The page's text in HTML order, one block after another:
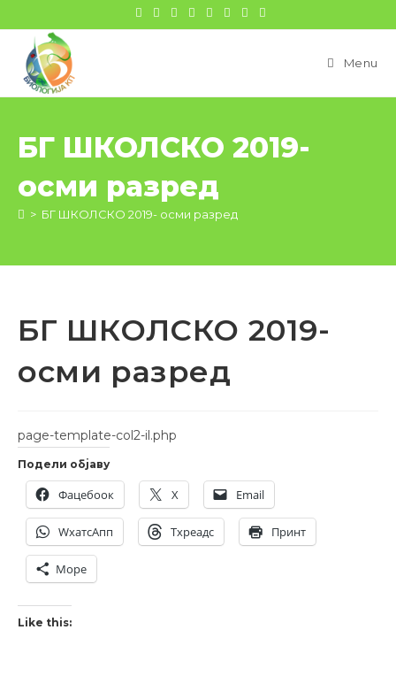
Menu
БГ ШКОЛСКО 2019-
осми разред
> БГ ШКОЛСКО 2019- осми разред
БГ ШКОЛСКО 2019-
осми разред
page-template-col2-il.php
Подели објаву
Фацебоок X Email
WхатсАпп Тхреадс Принт
Море
Like this: